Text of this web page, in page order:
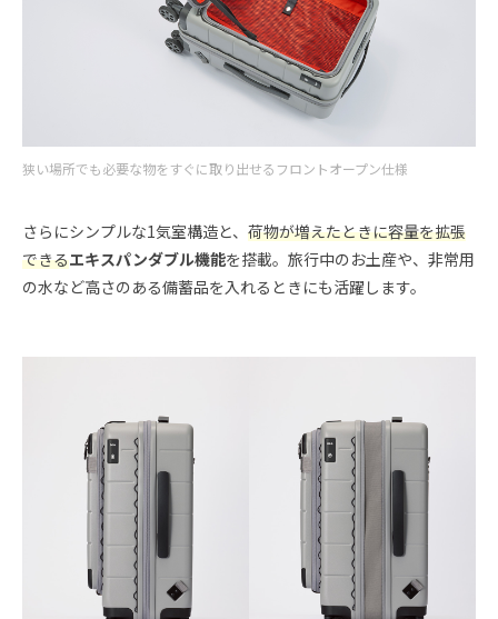
狭い場所でも必要な物をすぐに取り出せるフロントオープン仕様
さらにシンプルな1気室構造と、 荷物が増えたときに容量を拡張
できるエキスパンダブル機能を搭載。旅行中のお土産や、非常用
の水など高さのある備蓄品を入れるときにも活躍します。